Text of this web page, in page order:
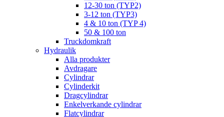
12-30 ton (TYP2)
3-12 ton (TYP3)
4 & 10 ton (TYP 4)
50 & 100 ton
Truckdomkraft
Hydraulik
Alla produkter
Avdragare
Cylindrar
Cylinderkit
Dragcylindrar
Enkelverkande cylindrar
Flatcylindrar